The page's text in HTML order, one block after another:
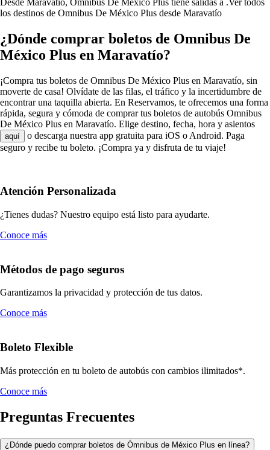
los destinos de Omnibus De México Plus desde Maravatío
¿Dónde comprar boletos de Omnibus De
México Plus en Maravatío?
¡Compra tus boletos de Omnibus De México Plus en Maravatío, sin
moverte de casa! Olvídate de las filas, el tráfico y la incertidumbre de
encontrar una taquilla abierta. En Reservamos, te ofrecemos una forma
rápida, segura y cómoda de comprar tus boletos de autobús Omnibus
De México Plus en Maravatío. Elige destino, fecha, hora y asientos
aquí
o descarga nuestra app gratuita para iOS o Android. Paga
seguro y recibe tu boleto. ¡Compra ya y disfruta de tu viaje!
Atención Personalizada
¿Tienes dudas? Nuestro equipo está listo para ayudarte.
Conoce más
Métodos de pago seguros
Garantizamos la privacidad y protección de tus datos.
Conoce más
Boleto Flexible
Más protección en tu boleto de autobús con cambios ilimitados*.
Conoce más
Preguntas Frecuentes
¿Dónde puedo comprar boletos de Ómnibus de México Plus en línea?